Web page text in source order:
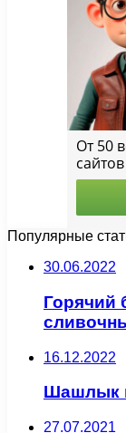
Популярные
30.06.2022
Горячий
16.12.2022
Шашлык
27.07.2021